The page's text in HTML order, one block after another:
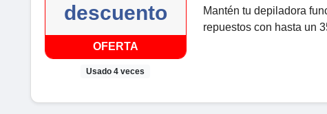
descuento
OFERTA
Usado 4 veces
Mantén tu depiladora
repuestos con hasta un